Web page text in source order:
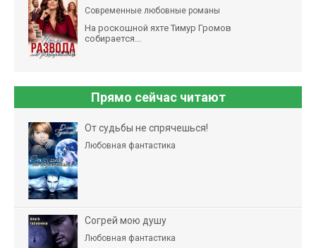
Современные любовные романы
На роскошной яхте Тимур Громов
собирается...
Прямо сейчас читают
От судьбы не спрячешься!
Любовная фантастика
Согрей мою душу
Любовная фантастика